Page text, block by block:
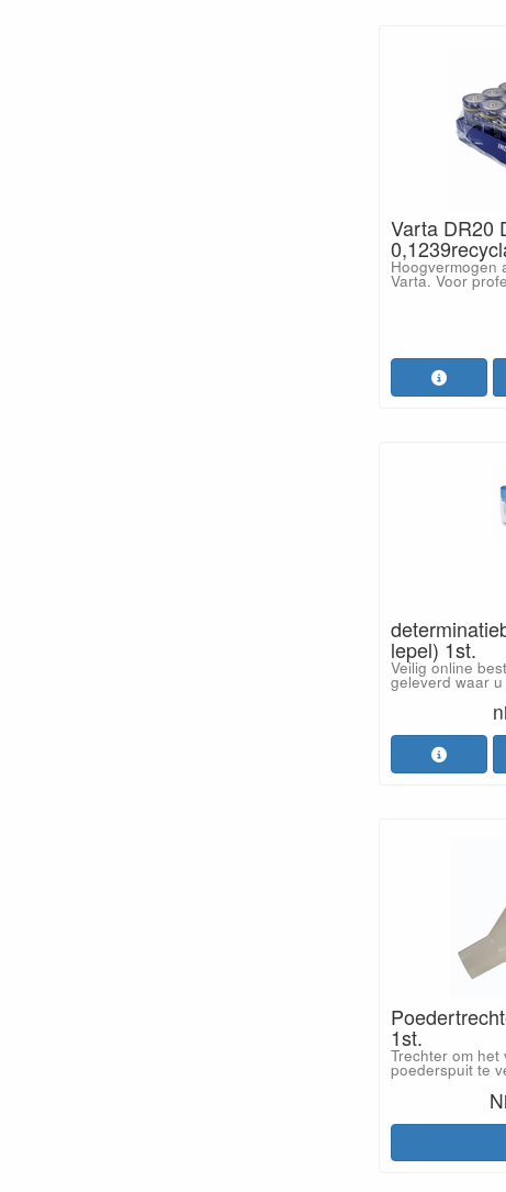
Varta DR20
Hoogvermogen
Varta. Voor
lepel) 1st.
Veilig online
geleverd waar
1st.
Trechter om het
poederspuit te